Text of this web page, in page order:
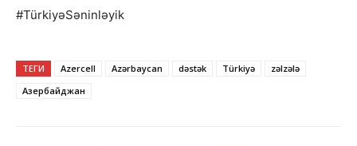
#TürkiyəSəninləyik
ТЕГИ Azercell Azərbaycan dəstək Türkiyə
zəlzələ
Азербайджан